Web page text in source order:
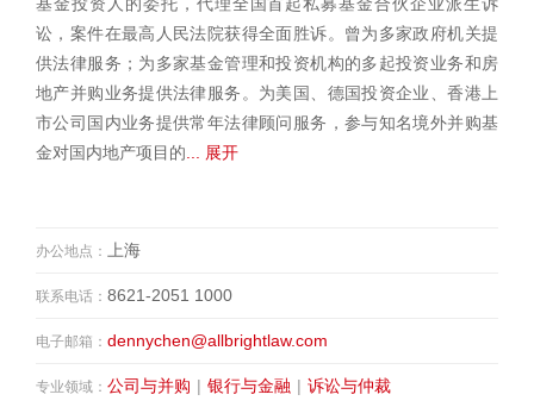
讼，案件在最高人民法院获得全面胜诉。曾为多家政府机关提
供法律服务；为多家基金管理和投资机构的多起投资业务和房
地产并购业务提供法律服务。为美国、德国投资企业、香港上
市公司国内业务提供常年法律顾问服务，参与知名境外并购基
金对国内地产项目的 ... 展开
办公地点： 上海
联系电话： 8621-2051 1000
电子邮箱： dennychen@allbrightlaw.com
专业领域： 公司与并购 | 银行与金融 | 诉讼与仲裁